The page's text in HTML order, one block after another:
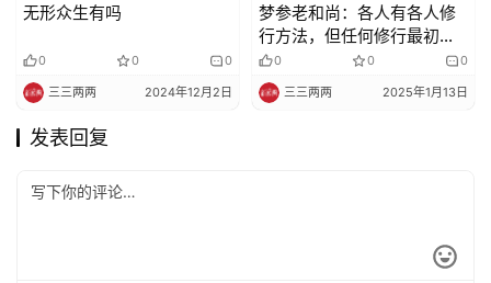
无形众生有吗
0 0 0
三三两两 2024年12月2日
梦参老和尚：各人有各人修
行方法，但任何修行最初法
门都要先修这个
0 0 0
三三两两 2025年1月13日
发表回复